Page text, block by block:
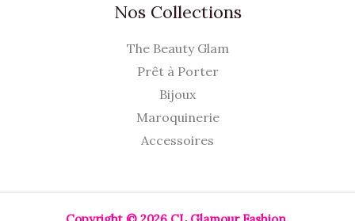
Nos Collections
The Beauty Glam
Prêt à Porter
Bijoux
Maroquinerie
Accessoires